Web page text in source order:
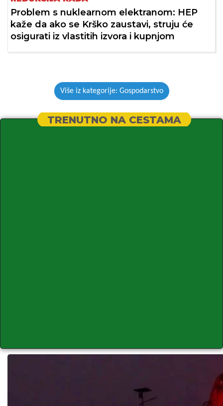
Problem s nuklearnom elektranom: HEP
kaže da ako se Krško zaustavi, struju će
osigurati iz vlastitih izvora i kupnjom
Više iz kategorije: Gospodarstvo
TRENUTNO NA CESTAMA